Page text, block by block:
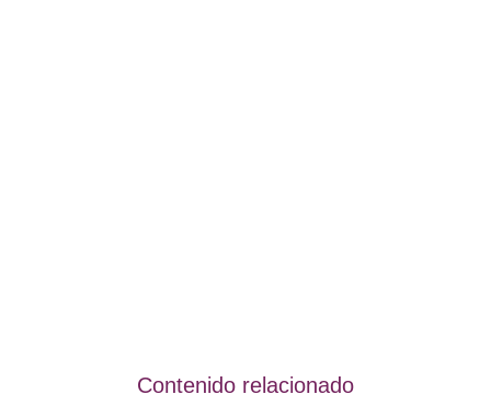
Contenido relacionado